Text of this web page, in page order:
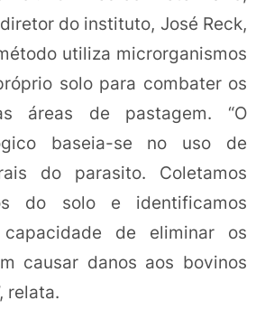
do instituto, José Reck,
utiliza microrganismos
solo para combater os
áreas de pastagem. “O
baseia-se no uso de
do parasito. Coletamos
do solo e identificamos
de eliminar os
causar danos aos bovinos
relata.